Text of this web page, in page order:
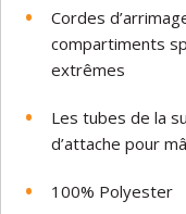
Cordes
compartiments
extrêmes
Les tubes de la
d’attache pour
100% Polyester